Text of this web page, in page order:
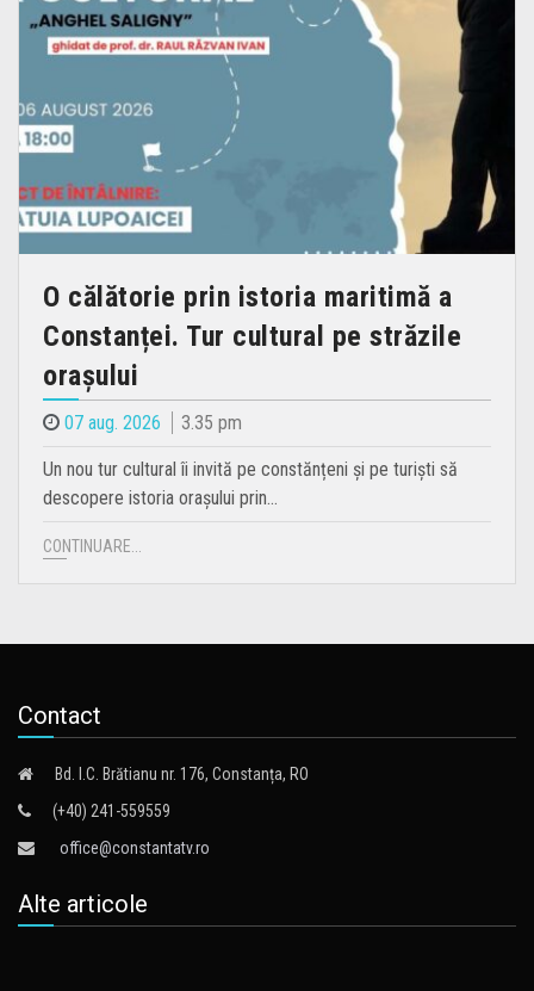
O călătorie prin istoria maritimă a
Constanței. Tur cultural pe străzile
orașului
07 aug. 2026 3.35 pm
Un nou tur cultural îi invită pe constănțeni și pe turiști să
descopere istoria orașului prin…
CONTINUARE...
Contact
Bd. I.C. Brătianu nr. 176, Constanța, RO
(+40) 241-559559
office@constantatv.ro
Alte articole